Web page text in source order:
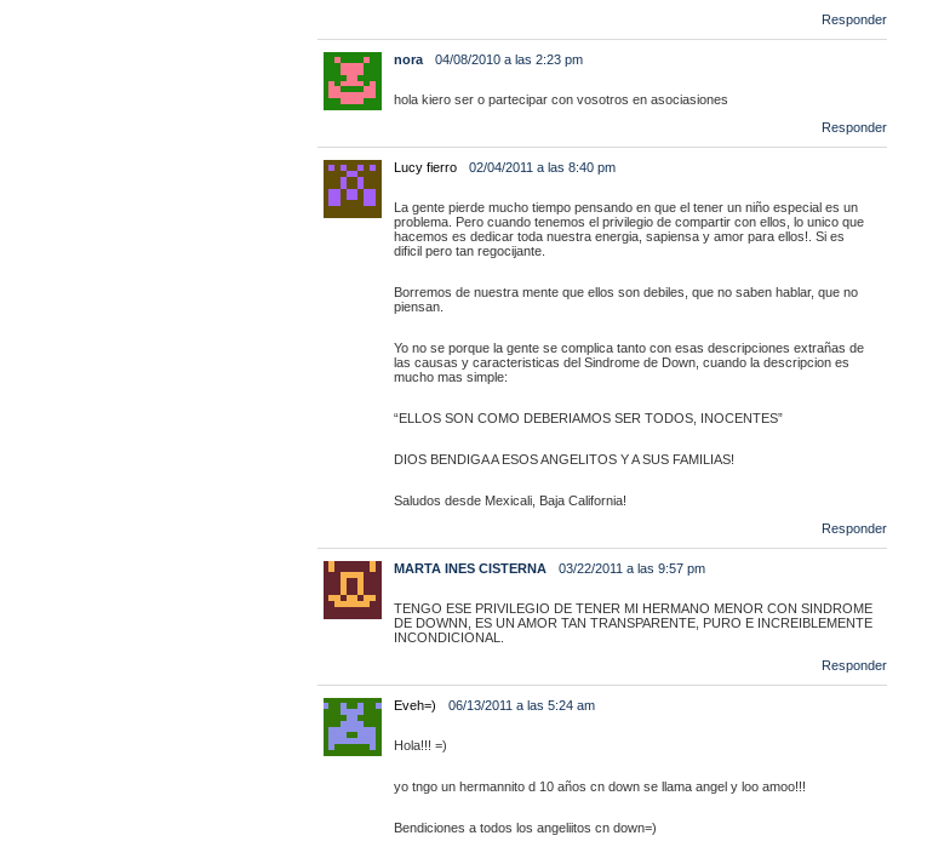
Responder
nora 04/08/2010 a las 2:23 pm
hola kiero ser o partecipar con vosotros en asociasiones
Responder
Lucy fierro 02/04/2011 a las 8:40 pm
La gente pierde mucho tiempo pensando en que el tener un niño especial es un
problema. Pero cuando tenemos el privilegio de compartir con ellos, lo unico que
hacemos es dedicar toda nuestra energia, sapiensa y amor para ellos!. Si es
dificil pero tan regocijante.
Borremos de nuestra mente que ellos son debiles, que no saben hablar, que no
piensan.
Yo no se porque la gente se complica tanto con esas descripciones extrañas de
las causas y caracteristicas del Sindrome de Down, cuando la descripcion es
mucho mas simple:
“ELLOS SON COMO DEBERIAMOS SER TODOS, INOCENTES”
DIOS BENDIGA A ESOS ANGELITOS Y A SUS FAMILIAS!
Saludos desde Mexicali, Baja California!
Responder
MARTA INES CISTERNA 03/22/2011 a las 9:57 pm
TENGO ESE PRIVILEGIO DE TENER MI HERMANO MENOR CON SINDROME
DE DOWNN, ES UN AMOR TAN TRANSPARENTE, PURO E INCREIBLEMENTE
INCONDICIONAL.
Responder
Eveh=) 06/13/2011 a las 5:24 am
Hola!!! =)
yo tngo un hermannito d 10 años cn down se llama angel y loo amoo!!!
Bendiciones a todos los angeliitos cn down=)